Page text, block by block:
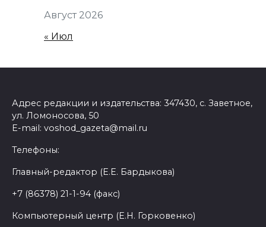
Август 2026
« Июл
Адрес редакции и издательства: 347430, с. Заветное,
ул. Ломоносова, 50
E-mail: voshod_gazeta@mail.ru
Телефоны:
Главный-редактор (Е.Е. Бардыкова)
+7 (86378) 21-1-94 (факс)
Компьютерный центр (Е.Н. Горковенко)